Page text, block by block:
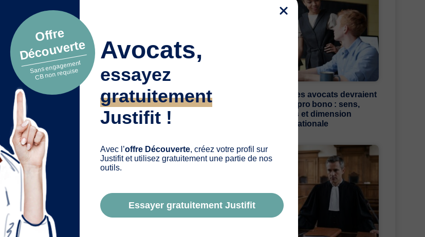
de nouveaux clients. Ici, il est
réelle pour le faire
sur l’augmentation du chiffre
réalisé en optimisant la clientèle
la co-traitance, offrant ainsi une nouvelle
est listée parmi les outils facilitant ce
des changements importants dans la
un accomplissement en soi mais
le passage d’un cabinet à un autre en
Pourquoi les jeunes avocats devraient
s’engager en pro bono : sens,
générations et dimension
internationale
Offre
Découverte
Sans engagement
CB non requise
Avocats,
essayez
gratuitement
Justifit !
Avec l’offre Découverte, créez votre profil sur
Justifit et utilisez gratuitement une partie de nos
outils.
Essayer gratuitement Justifit